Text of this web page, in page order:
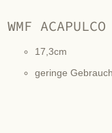
WMF
17,3cm
geringe